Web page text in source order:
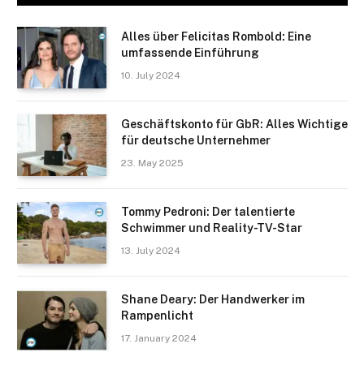
Alles über Felicitas Rombold: Eine
umfassende Einführung
10. July 2024
Geschäftskonto für GbR: Alles Wichtige
für deutsche Unternehmer
23. May 2025
Tommy Pedroni: Der talentierte
Schwimmer und Reality-TV-Star
13. July 2024
Shane Deary: Der Handwerker im
Rampenlicht
17. January 2024